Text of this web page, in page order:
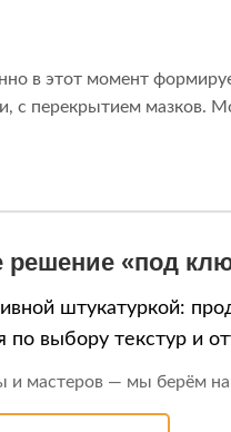
в этот момент
перекрытием мазков.
решение «под
штукатуркой:
выбору текстур и
и мастеров — мы берём на